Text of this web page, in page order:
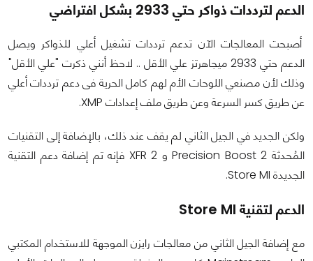
الدعم لترددات ذواكر حتي 2933 بشكل افتراضي
أصبحت المعالجات الآن تدعم ترددات تشغيل أعلي للذواكر ويصل
الدعم حتي 2933 ميجاهرتز علي الأقل .. لاحظ أنني ذكرت "علي الأقل"
وذلك لأن مصنعي اللوحات الأم لهم كامل الحرية فى دعم ترددات أعلي
عن طريق كسر السرعة وعن طريق ملف إعدادات XMP.
ولكن الجديد في الجيل الثاني لم يقف عند ذلك، بالإضافة إلى التقنيات
المُحدثة Precision Boost 2 و XFR 2 فإنه تم إضافة دعم التقنية
الجديدة Store MI.
الدعم لتقنية Store MI
مع إضافة الجيل الثاني من معالجات رايزن الموجهة للاستخدام المكتبي